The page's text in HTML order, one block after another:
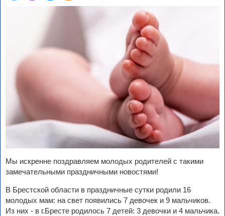
Мы искренне поздравляем молодых родителей с такими
замечательными праздничными новостями!
В Брестской области в праздничные сутки родили 16
молодых мам: на свет появились 7 девочек и 9 мальчиков.
Из них - в г.Бресте родилось 7 детей: 3 девочки и 4 мальчика.